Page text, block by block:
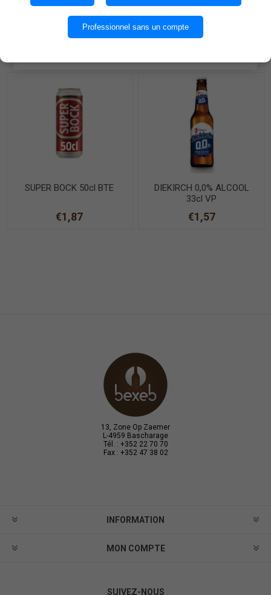
SERRA DA ESTRELA 50cl
PET
SAGRES 50cl BTE
SUPER BOCK 50cl BTE
€1,87
DIEKIRCH 0,0% ALCOOL
33cl VP
€1,57
13, Zone Op Zaemer
L-4959 Bascharage
Tél. : +352 22 70 70
Fax : +352 47 38 02
INFORMATION
MON COMPTE
SUIVEZ-NOUS
OK
Professionnel sans un compte